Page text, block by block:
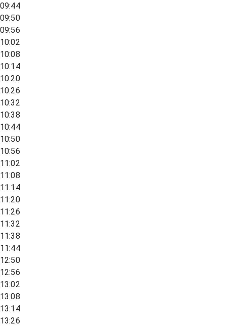
09:44
09:50
09:56
10:02
10:08
10:14
10:20
10:26
10:32
10:38
10:44
10:50
10:56
11:02
11:08
11:14
11:20
11:26
11:32
11:38
11:44
12:50
12:56
13:02
13:08
13:14
13:26